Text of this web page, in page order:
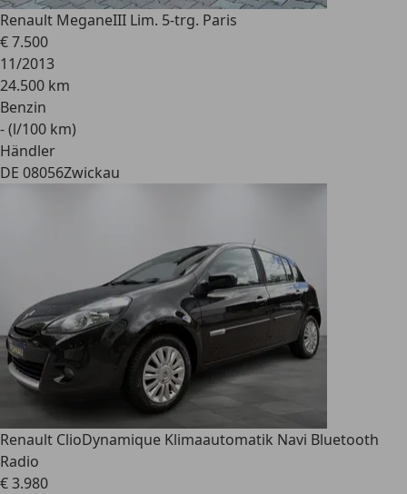
Renault MeganeIII Lim. 5-trg. Paris
€ 7.500
11/2013
24.500 km
Benzin
- (l/100 km)
Händler
DE 08056Zwickau
Renault ClioDynamique Klimaautomatik Navi Bluetooth
Radio
€ 3.980